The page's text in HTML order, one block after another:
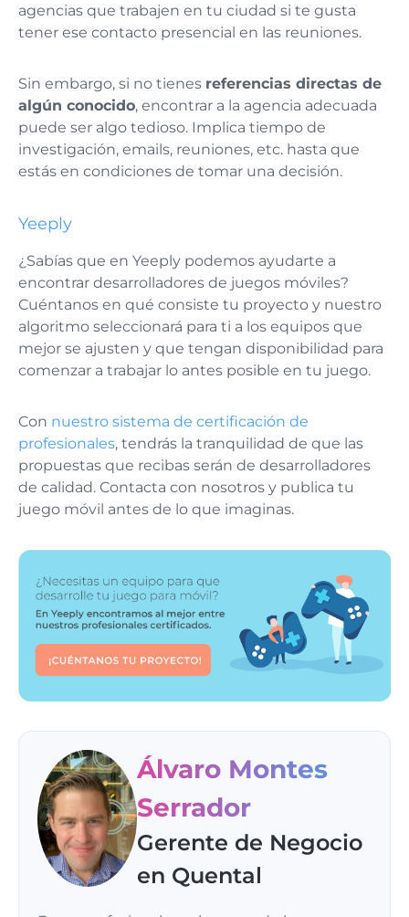
agencias que trabajen en tu ciudad si te gusta
tener ese contacto presencial en las reuniones.
Sin embargo, si no tienes referencias directas de
algún conocido, encontrar a la agencia adecuada
puede ser algo tedioso. Implica tiempo de
investigación, emails, reuniones, etc. hasta que
estás en condiciones de tomar una decisión.
Yeeply
¿Sabías que en Yeeply podemos ayudarte a
encontrar desarrolladores de juegos móviles?
Cuéntanos en qué consiste tu proyecto y nuestro
algoritmo seleccionará para ti a los equipos que
mejor se ajusten y que tengan disponibilidad para
comenzar a trabajar lo antes posible en tu juego.
Con nuestro sistema de certificación de
profesionales, tendrás la tranquilidad de que las
propuestas que recibas serán de desarrolladores
de calidad. Contacta con nosotros y publica tu
juego móvil antes de lo que imaginas.
Álvaro Montes
Serrador
Gerente de Negocio
en Quental